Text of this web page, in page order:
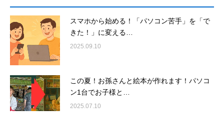
スマホから始める！「パソコン苦手」を「で
きた！」に変える…
2025.09.10
この夏！お孫さんと絵本が作れます！パソコ
ン1台でお子様と…
2025.07.10